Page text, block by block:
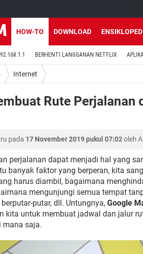
HOW-TO DOWNLOAD
BERHENTI LANGGANAN NETFLIX
Internet
Rute Perjalanan
pada 17 November 2019 pukul 07:02oleh
perjalanan dapat menjadi hal yang
banyak faktor yang berperan, kita
harus diambil, bagaimana
mengunjungi semua tempat
putar, dll. Untungnya, Google
kita untuk membuat jadwal dan jalur
mana saja.